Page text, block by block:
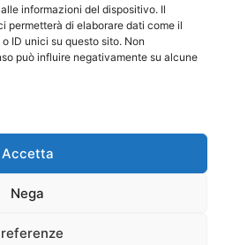
informazioni del dispositivo. Il
permetterà di elaborare dati come il
ID unici su questo sito. Non
può influire negativamente su alcune
Accetta
Nega
rights reserved